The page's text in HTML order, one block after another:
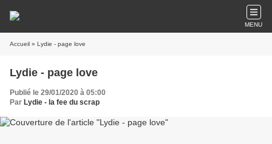
MENU
Accueil » Lydie - page love
Lydie - page love
Publié le 29/01/2020 à 05:00
Par Lydie - la fee du scrap